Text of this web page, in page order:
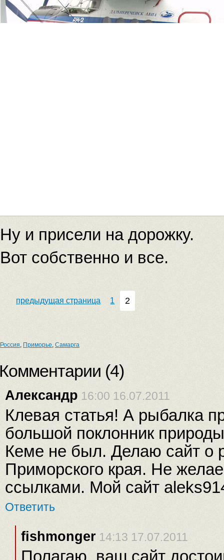
Ну и присели на дорожку.
Вот собственно и все.
предыдущая страница 1 2
Россия, Приморье, Самарга
(4)
Александр 16:00 16.07.2011
Клевая статья! А рыбалка
большой поклонник
Кеме не был. Делаю сайт o
Приморского края. Не
ссылками. Мой сайт
Ответить
fishmonger 14:13 17.07.2011
Полагаю, ваш сайт